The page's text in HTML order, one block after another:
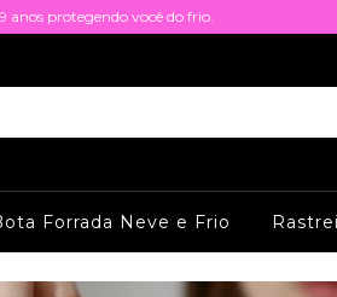
anos protegendo você do frio.
Forrada Neve e Frio